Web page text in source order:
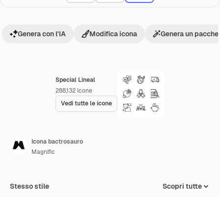
Special Lineal
288,132 Icone
Vedi tutte le icone
Genera con l'IA Modifica icona Genera un
Icona bactrosauro
Magnific
Stesso stile Scopri tutte